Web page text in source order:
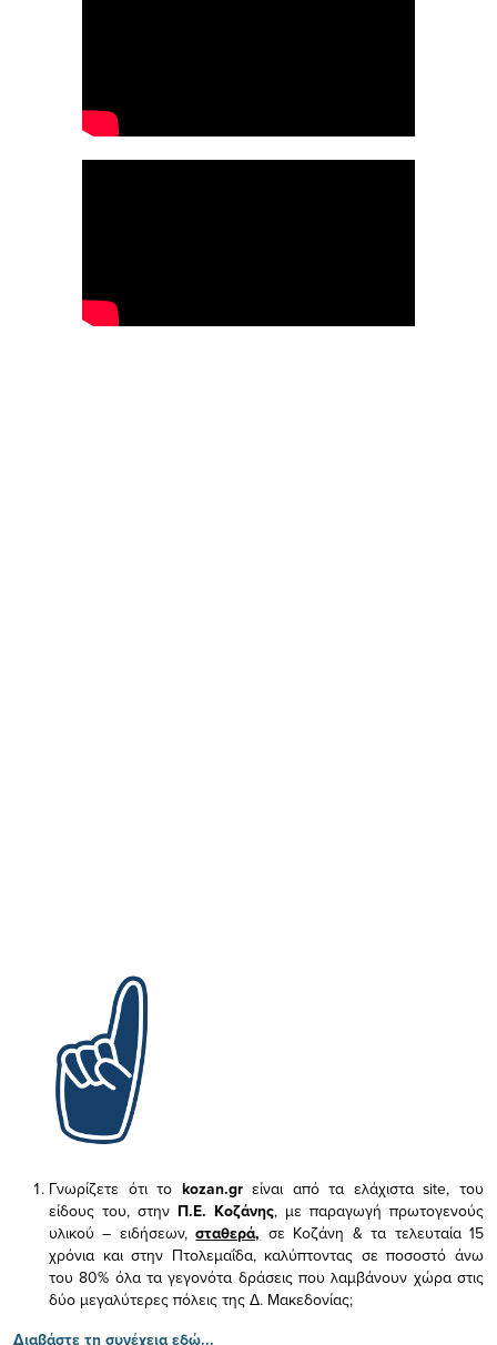
Γνωρίζετε ότι το kozan.gr είναι από τα ελάχισταsite, του
είδους του, στην Π.Ε. Κοζάνης, με παραγωγή πρωτογενούς
υλικού – ειδήσεων,σταθερά, σε Κοζάνη & τα τελευταία 15
χρόνια και στην Πτολεμαΐδα, καλύπτοντας σε ποσοστό άνω
του 80% όλα τα γεγονότα δράσεις που λαμβάνουν χώρα στις
δύο μεγαλύτερες πόλεις της Δ. Μακεδονίας;
Διαβάστε τη συνέχεια εδώ...